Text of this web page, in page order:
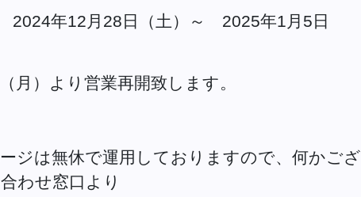
年12月28日（土）～ 2025年1月5日
）より営業再開致します。
ジは無休で運用しておりますので、何かござ
わせ窓口より